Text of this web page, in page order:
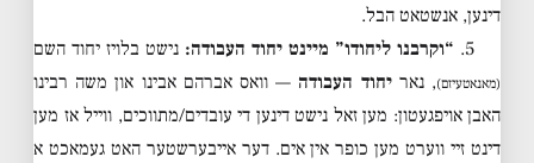
דינען, אנשטאט הבל.
5. “וקרבנו ליחודו” מיינט יחוד העבודה: נישט בלויז יחוד השם
(מאנאטעיזם), נאריחוד העבודה — וואס אברהם אבינו און משה רבינו
האבן אויפגעטון: מען זאל נישט דינען די עובדים/מתווכים, ווייל אז מען
דינט זיי ווערט מען כופר אין אים. דער אייבערשטער האט געמאכט א